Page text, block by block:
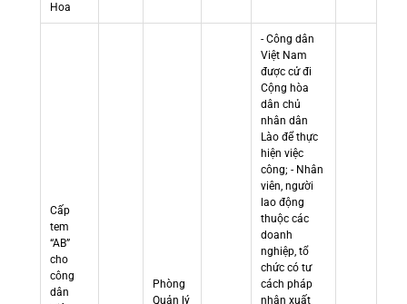
Hoa
Cấp
tem
“AB”
cho
công
dân
Phòng
Quản lý
- Công dân
Việt Nam
được cử đi
Cộng hòa
dân chủ
nhân dân
Lào để thực
hiện việc
công; - Nhân
viên, người
lao động
thuộc các
doanh
nghiệp, tổ
chức có tư
cách pháp
nhân xuất